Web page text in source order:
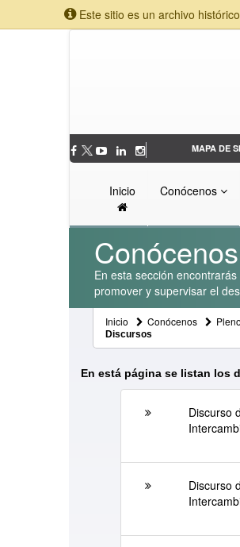
Este sitio es un archivo
MAPA DE
Inicio Conócenos
Conócenos
En esta sección
promover y supervisar el
Inicio Conócenos Pleno
Discursos
En está página se listan los
Discurso
Discurso